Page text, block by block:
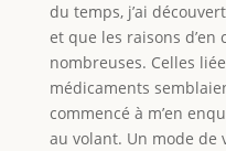
du temps, j’ai
et que les raisons d’en
nombreuses. Celles
médicaments
commencé à m’en
au volant. Un mode de